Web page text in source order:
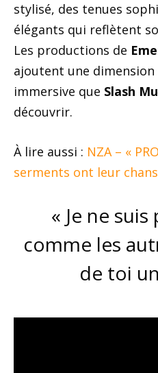
stylisé, des tenues
élégants qui reflètent
Les productions de
ajoutent une
immersive que Slash
découvrir.
À lire aussi : NZA – «
serments ont leur
« Je ne
comme les
de toi